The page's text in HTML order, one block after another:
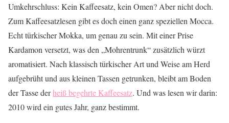
Umkehrschluss: Kein Kaffeesatz, kein Omen? Aber nicht doch.
Zum Kaffeesatzlesen gibt es doch einen ganz speziellen Mocca.
Echt türkischer Mokka, um genau zu sein. Mit einer Prise
Kardamon versetzt, was den „Mohrentrunk“ zusätzlich würzt
aromatisiert. Nach klassisch türkischer Art und Weise am Herd
aufgebrüht und aus kleinen Tassen getrunken, bleibt am Boden
der Tasse derheiß begehrte Kaffeesatz. Und was lesen wir darin:
2010 wird ein gutes Jahr, ganz bestimmt.